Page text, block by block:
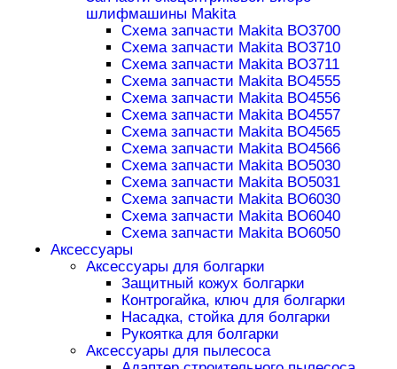
шлифмашины Makita
Схема запчасти Makita BO3700
Схема запчасти Makita BO3710
Схема запчасти Makita BO3711
Схема запчасти Makita BO4555
Схема запчасти Makita BO4556
Схема запчасти Makita BO4557
Схема запчасти Makita BO4565
Схема запчасти Makita BO4566
Схема запчасти Makita BO5030
Схема запчасти Makita BO5031
Схема запчасти Makita BO6030
Схема запчасти Makita BO6040
Схема запчасти Makita BO6050
Аксессуары
Аксессуары для болгарки
Защитный кожух болгарки
Контрогайка, ключ для болгарки
Насадка, стойка для болгарки
Рукоятка для болгарки
Аксессуары для пылесоса